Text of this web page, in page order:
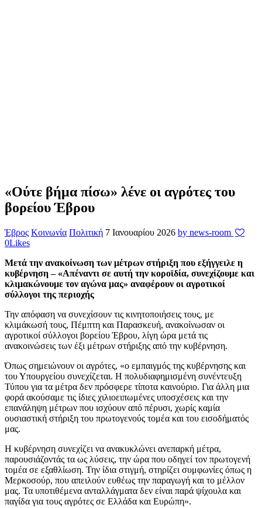
«Ούτε βήμα πίσω» λένε οι αγρότες του
βορείου Έβρου
Έβρος Κοινωνία Πολιτική 7 Ιανουαρίου 2026 by news-room
0Likes
Μετά την ανακοίνωση των μέτρων στήριξη που εξήγγειλε η
κυβέρνηση – «Απέναντι σε αυτή την κοροϊδία, συνεχίζουμε και
κλιμακώνουμε τον αγώνα μας» αναφέρουν οι αγροτικοί
σύλλογοι της περιοχής
Την απόφαση να συνεχίσουν τις κινητοποιήσεις τους, με
κλιμάκωσή τους, Πέμπτη και Παρασκευή, ανακοίνωσαν οι
αγροτικοί σύλλογοι βορείου Έβρου, λίγη ώρα μετά τις
ανακοινώσεις των έξι μέτρων στήριξης από την κυβέρνηση.
Όπως σημειώνουν οι αγρότες, «ο εμπαιγμός της κυβέρνησης και
του Υπουργείου συνεχίζεται. Η πολυδιαφημισμένη συνέντευξη
Τύπου για τα μέτρα δεν πρόσφερε τίποτα καινούριο. Για άλλη μια
φορά ακούσαμε τις ίδιες χιλιοειπωμένες υποσχέσεις και την
επανάληψη μέτρων που ισχύουν από πέρυσι, χωρίς καμία
ουσιαστική στήριξη του πρωτογενούς τομέα και του εισοδήματός
μας.
Η κυβέρνηση συνεχίζει να ανακυκλώνει ανεπαρκή μέτρα,
παρουσιάζοντάς τα ως λύσεις, την ώρα που οδηγεί τον πρωτογενή
τομέα σε εξαθλίωση. Την ίδια στιγμή, στηρίζει συμφωνίες όπως η
Μερκοσούρ, που απειλούν ευθέως την παραγωγή και το μέλλον
μας. Τα υποτιθέμενα ανταλλάγματα δεν είναι παρά ψίχουλα και
παγίδα για τους αγρότες σε Ελλάδα και Ευρώπη».